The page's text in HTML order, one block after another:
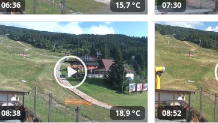
06:36 15,7 °C 07:30
08:38 18,9 °C 08:52